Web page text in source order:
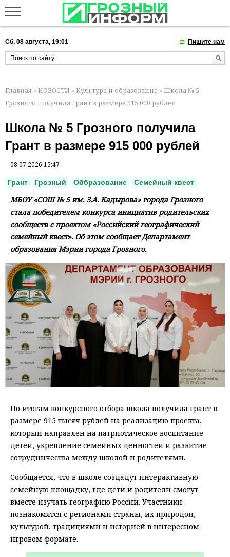
Сб, 08 августа, 19:01 Пишите нам
Главная » НОВОСТИ » Культура и образование » Школа № 5
Грозного получила Грант в размере 915 000 рублей
Школа № 5 Грозного получила
Грант в размере 915 000 рублей
08.07.2026 15:47
Грант Грозный Оббразование Семейный квест
МБОУ «СОШ № 5 им. З.А. Кадырова» города Грозного
стала победителем конкурса инициатив родительских
сообществ с проектом «Российский географический
семейный квест». Об этом сообщает Департамент
образования Мэрии города Грозного.
По итогам конкурсного отбора школа получила грант в
размере 915 тысяч рублей на реализацию проекта,
который направлен на патриотическое воспитание
детей, укрепление семейных ценностей и развитие
сотрудничества между школой и родителями.
Сообщается, что в школе создадут интерактивную
семейную площадку, где дети и родители смогут
вместе изучать географию России. Участники
познакомятся с регионами страны, их природой,
культурой, традициями и историей в интересном
игровом формате.